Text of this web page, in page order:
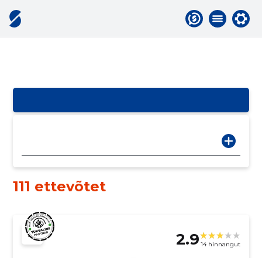
111 ettevõtet
2.9 14 hinnangut